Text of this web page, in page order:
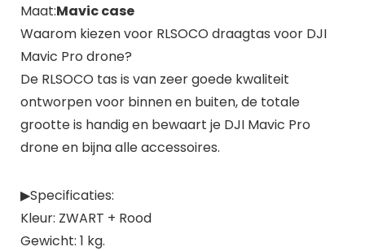
Maat:Mavic case
Waarom kiezen voor RLSOCO draagtas voor DJI
Mavic Pro drone?
De RLSOCO tas is van zeer goede kwaliteit
ontworpen voor binnen en buiten, de totale
grootte is handig en bewaart je DJI Mavic Pro
drone en bijna alle accessoires.
▶Specificaties:
Kleur: ZWART + Rood
Gewicht: 1 kg.